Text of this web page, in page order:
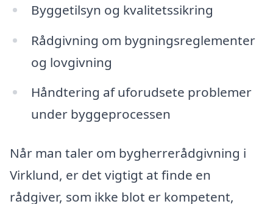
Byggetilsyn og kvalitetssikring
Rådgivning om bygningsreglementer
og lovgivning
Håndtering af uforudsete problemer
under byggeprocessen
Når man taler om bygherrerådgivning i
Virklund, er det vigtigt at finde en
rådgiver, som ikke blot er kompetent,